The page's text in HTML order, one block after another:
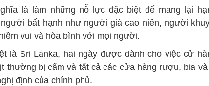
là làm những nỗ lực đặc biệt để mang lại
bất hạnh như người già cao niên, người
vui và hòa bình với mọi người.
là Sri Lanka, hai ngày được dành cho việc cử
thường bị cấm và tất cả các cửa hàng rượu, bia và
định của chính phủ.